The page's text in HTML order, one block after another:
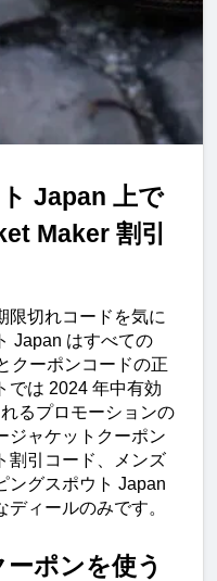
Japan 上で
Maker 割引
限切れコードを気に
Japan はすべての
クーポンコードの正
では 2024 年中有効
るプロモーションの
ジャケットクーポン
割引コード、メンズ
ングスポウト Japan
ィールのみです。
ポンを使う